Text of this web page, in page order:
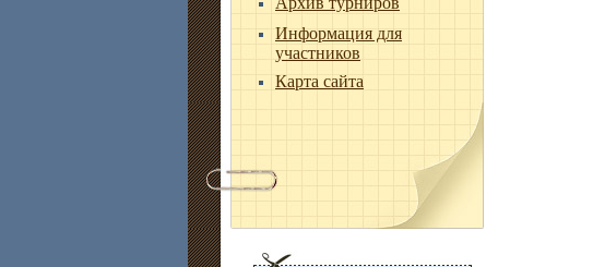
Информация для
участников
Карта сайта